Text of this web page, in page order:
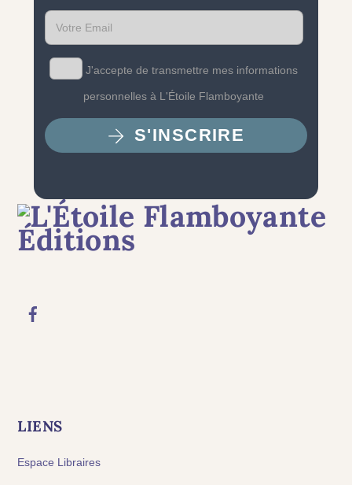
Email
J'accepte de transmettre mes informations
personnelles à L'Étoile Flamboyante
S'INSCRIRE
LIENS
Espace Libraires